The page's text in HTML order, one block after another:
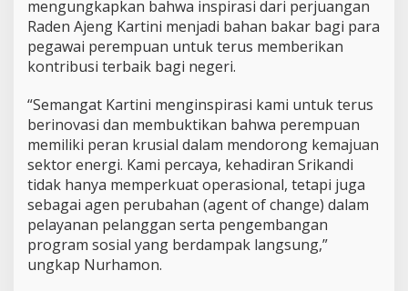
mengungkapkan bahwa inspirasi dari perjuangan
Raden Ajeng Kartini menjadi bahan bakar bagi para
pegawai perempuan untuk terus memberikan
kontribusi terbaik bagi negeri.
“Semangat Kartini menginspirasi kami untuk terus
berinovasi dan membuktikan bahwa perempuan
memiliki peran krusial dalam mendorong kemajuan
sektor energi. Kami percaya, kehadiran Srikandi
tidak hanya memperkuat operasional, tetapi juga
sebagai agen perubahan (agent of change) dalam
pelayanan pelanggan serta pengembangan
program sosial yang berdampak langsung,”
ungkap Nurhamon.